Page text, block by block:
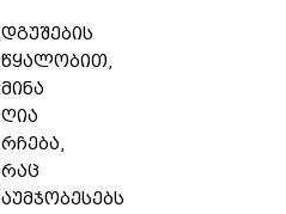
დგუშების
წყალობით,
მინა
ღია
რჩება,
რაც
აუმჯობესებს